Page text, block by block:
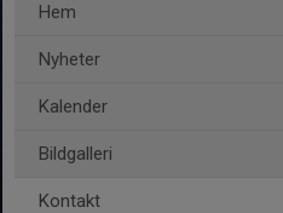
Hem
Nyheter
Kalender
Bildgalleri
Kontakt